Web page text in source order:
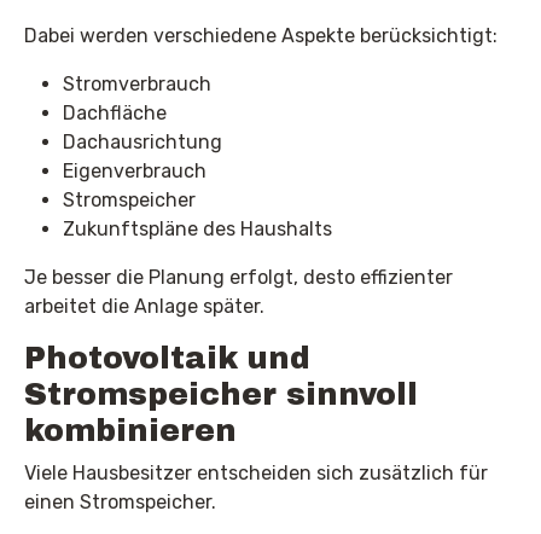
Dabei werden verschiedene Aspekte berücksichtigt:
Stromverbrauch
Dachfläche
Dachausrichtung
Eigenverbrauch
Stromspeicher
Zukunftspläne des Haushalts
Je besser die Planung erfolgt, desto effizienter
arbeitet die Anlage später.
Photovoltaik und
Stromspeicher sinnvoll
kombinieren
Viele Hausbesitzer entscheiden sich zusätzlich für
einen Stromspeicher.